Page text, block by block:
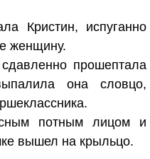
Кристин, испуганно
женщину.
прошептала
она словцо,
потным лицом и
вышел на крыльцо.